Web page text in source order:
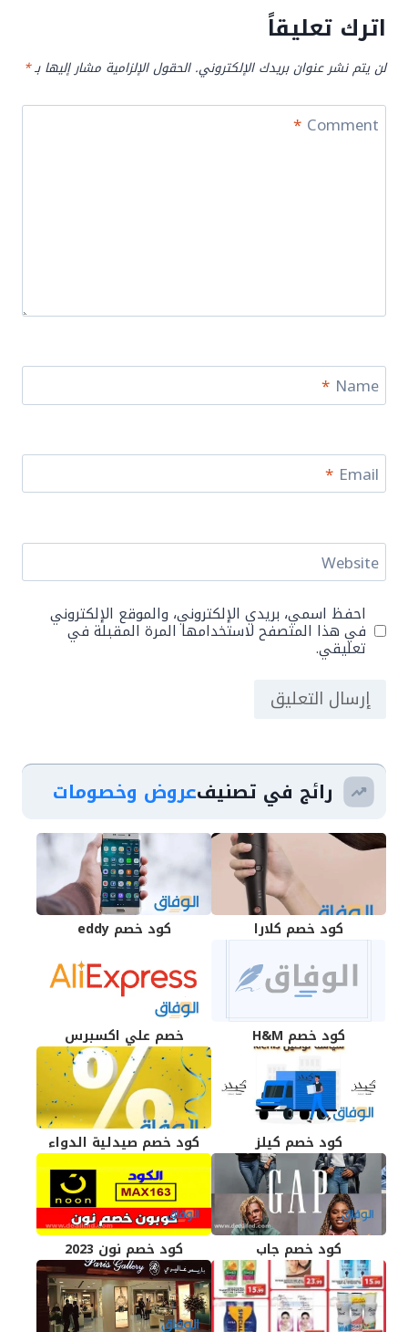
اترك تعليقاً
لن يتم نشر عنوان بريدك الإلكتروني. الحقول الإلزامية مشار إليها بـ*
Comment
*
Name
*
Email
*
Website
احفظ اسمي، بريدي الإلكتروني، والموقع الإلكتروني
في هذا المتصفح لاستخدامها المرة المقبلة في
تعليقي.
رائج في تصنيفعروض وخصومات
كود خصم كلارا كود خصم eddy
كود خصم H&M خصم علي اكسبرس
كود خصم كيلز كود خصم صيدلية الدواء
كود خصم جاب كود خصم نون 2023